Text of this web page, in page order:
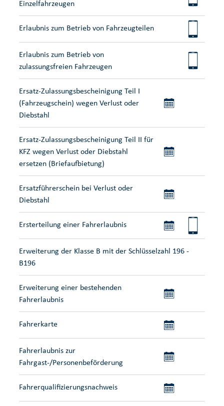
Einzelfahrzeugen
Erlaubnis zum Betrieb von Fahrzeugteilen
Erlaubnis zum Betrieb von
zulassungsfreien Fahrzeugen
Ersatz-Zulassungsbescheinigung Teil I
(Fahrzeugschein) wegen Verlust oder
Diebstahl
Ersatz-Zulassungsbescheinigung Teil II für
KFZ wegen Verlust oder Diebstahl
ersetzen (Briefaufbietung)
Ersatzführerschein bei Verlust oder
Diebstahl
Ersterteilung einer Fahrerlaubnis
Erweiterung der Klasse B mit der Schlüsselzahl 196 -
B196
Erweiterung einer bestehenden
Fahrerlaubnis
Fahrerkarte
Fahrerlaubnis zur
Fahrgast-/Personenbeförderung
Fahrerqualifizierungsnachweis